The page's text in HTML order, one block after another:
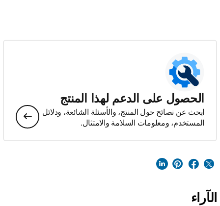
الحصول على الدعم لهذا المنتج
ابحث عن نصائح حول المنتج، والأسئلة الشائعة، ودلائل
المستخدم، ومعلومات السلامة والامتثال.
الآراء